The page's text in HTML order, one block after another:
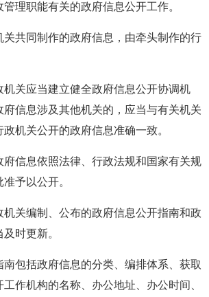
理职能有关的政府信息公开工作。
共同制作的政府信息，由牵头制作的行
应当建立健全政府信息公开协调机
信息涉及其他机关的，应当与有关机关
机关公开的政府信息准确一致。
信息依照法律、行政法规和国家有关规
予以公开。
编制、公布的政府信息公开指南和政
时更新。
括政府信息的分类、编排体系、获取
作机构的名称、办公地址、办公时间、